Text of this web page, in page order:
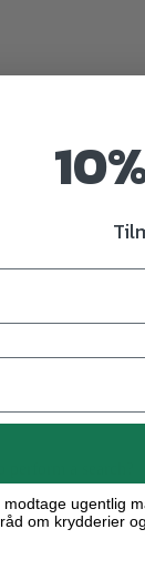
ugentlig
om krydderier